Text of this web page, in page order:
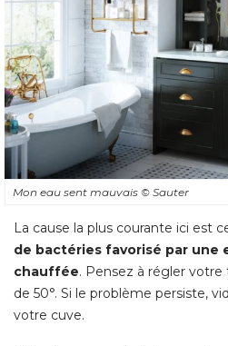
Mon eau sent mauvais © Sauter
La cause la plus courante ici est
de bactéries favorisé par une
chauffée. Pensez à régler
de 50°. Si le problème persiste,
votre cuve.